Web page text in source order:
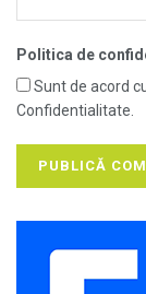
Politica de
Sunt de acord
Confidentialitate.